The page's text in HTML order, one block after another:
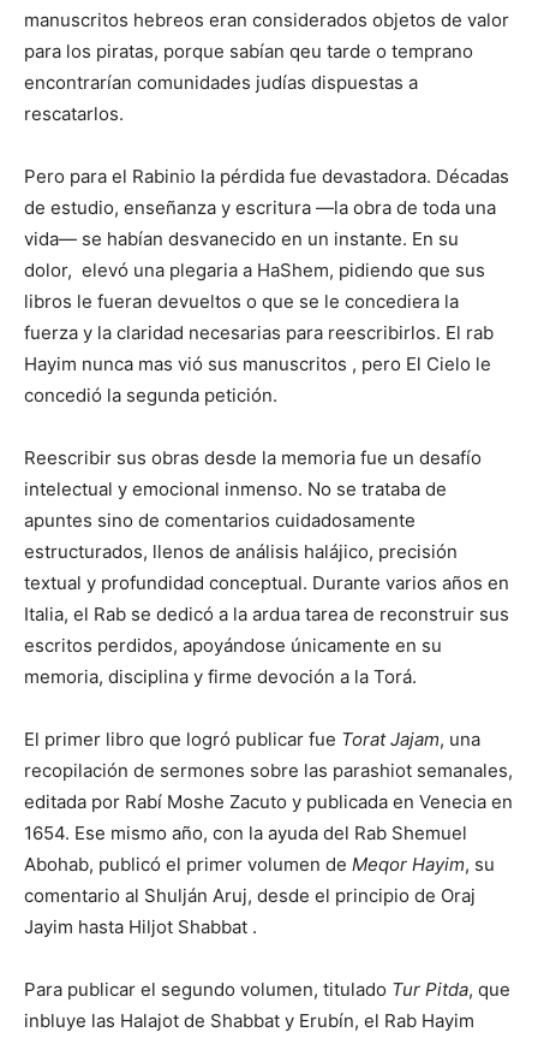
manuscritos hebreos eran considerados objetos de valor
para los piratas, porque sabían qeu tarde o temprano
encontrarían comunidades judías dispuestas a
rescatarlos.
Pero para el Rabinio la pérdida fue devastadora. Décadas
de estudio, enseñanza y escritura —la obra de toda una
vida— se habían desvanecido en un instante. En su
dolor, elevó una plegaria a HaShem, pidiendo que sus
libros le fueran devueltos o que se le concediera la
fuerza y la claridad necesarias para reescribirlos. El rab
Hayim nunca mas vió sus manuscritos , pero El Cielo le
concedió la segunda petición.
Reescribir sus obras desde la memoria fue un desafío
intelectual y emocional inmenso. No se trataba de
apuntes sino de comentarios cuidadosamente
estructurados, llenos de análisis halájico, precisión
textual y profundidad conceptual. Durante varios años en
Italia, el Rab se dedicó a la ardua tarea de reconstruir sus
escritos perdidos, apoyándose únicamente en su
memoria, disciplina y firme devoción a la Torá.
El primer libro que logró publicar fue Torat Jajam, una
recopilación de sermones sobre las parashiot semanales,
editada por Rabí Moshe Zacuto y publicada en Venecia en
1654. Ese mismo año, con la ayuda del Rab Shemuel
Abohab, publicó el primer volumen de Meqor Hayim, su
comentario al Shulján Aruj, desde el principio de Oraj
Jayim hasta Hiljot Shabbat .
Para publicar el segundo volumen, titulado Tur Pitda, que
inbluye las Halajot de Shabbat y Erubín, el Rab Hayim